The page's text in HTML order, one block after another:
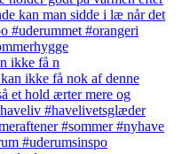
ikke få n